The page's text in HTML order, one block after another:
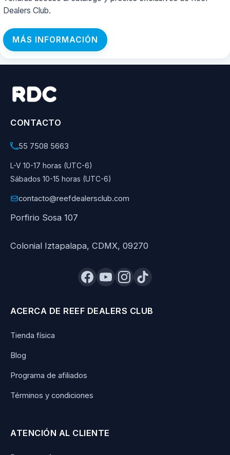
Dealers Club.
MÁS INFORMACIÓN
CONTACTO
55 7508 5663
L-V 10-17 horas (UTC-6)
Sábados 10-15 horas (UTC-6)
contacto@reefdealersclub.com
Porfirio Sosa 107
Colonial Iztapalapa, CDMX, 09270
ACERCA DE REEF DEALERS CLUB
Tienda física
Blog
Programa de afiliados
Términos y condiciones
ATENCIÓN AL CLIENTE